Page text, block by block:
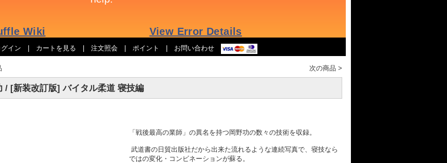
グイン カートを見る 注文照会 ポイント お問い合わせ
次の商品 >
/ [新装改訂版] バイタル柔道 寝技編
「戦後最高の業師」の異名を持つ岡野功の数々の技術を収録。
武道書の日貿出版社だから出来た流れるような連続写真で、寝技なら
ではの変化・コンビネーションが蘇る。